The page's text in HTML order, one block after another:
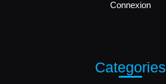
Connexion
Categories